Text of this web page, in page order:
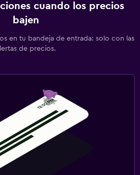
cuando los precios
bajen
en tu bandeja de entrada: solo con las
de precios.